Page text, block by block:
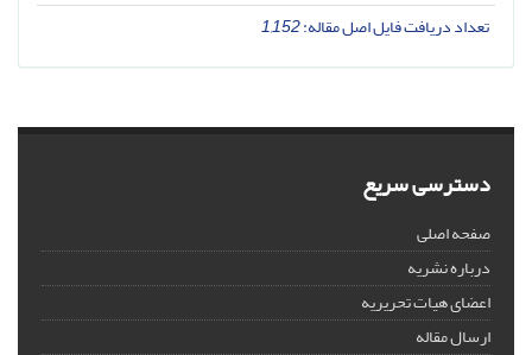
تعداد دریافت فایل اصل مقاله:1,152
دسترسی سریع
صفحه اصلی
درباره نشریه
اعضای هیات تحریریه
ارسال مقاله